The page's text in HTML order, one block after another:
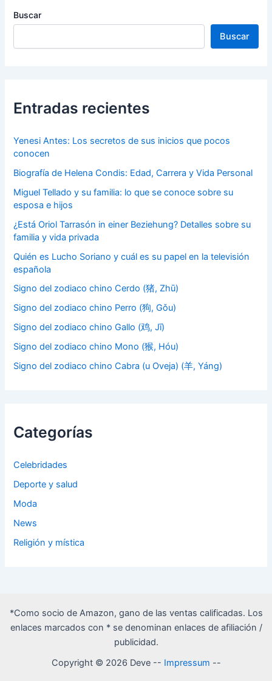
Buscar
Buscar
Entradas recientes
Yenesi Antes: Los secretos de sus inicios que pocos
conocen
Biografía de Helena Condis: Edad, Carrera y Vida Personal
Miguel Tellado y su familia: lo que se conoce sobre su
esposa e hijos
¿Está Oriol Tarrasón in einer Beziehung? Detalles sobre su
familia y vida privada
Quién es Lucho Soriano y cuál es su papel en la televisión
española
Signo del zodiaco chino Cerdo (猪, Zhū)
Signo del zodiaco chino Perro (狗, Gǒu)
Signo del zodiaco chino Gallo (鸡, Jī)
Signo del zodiaco chino Mono (猴, Hóu)
Signo del zodiaco chino Cabra (u Oveja) (羊, Yáng)
Categorías
Celebridades
Deporte y salud
Moda
News
Religión y mística
*Como socio de Amazon, gano de las ventas calificadas. Los
enlaces marcados con * se denominan enlaces de afiliación /
publicidad.
Copyright © 2026 Deve -- Impressum --